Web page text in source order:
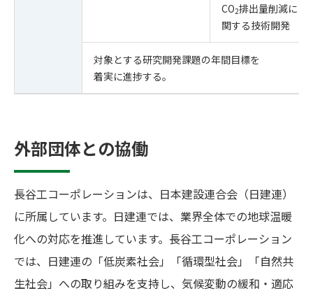
CO2排出量削減に
関する技術開発
対象とする研究開発課題の年間目標を
着実に進捗する。
外部団体との協働
長谷工コーポレーションは、日本建設連合会（日建連）
に所属しています。日建連では、業界全体での地球温暖
化への対応を推進しています。長谷工コーポレーション
では、日建連の「低炭素社会」「循環型社会」「自然共
生社会」への取り組みを支持し、気候変動の緩和・適応